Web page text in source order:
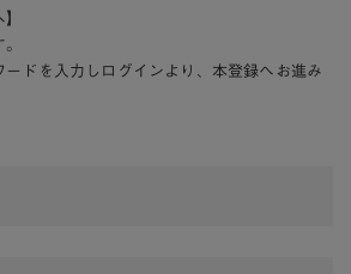
ードを入力しログインより、本登録へお進み